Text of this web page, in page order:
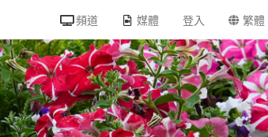
頻道 媒體 登入 繁體